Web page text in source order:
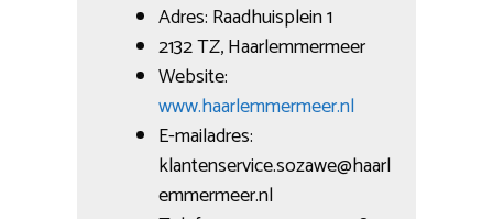
Adres: Raadhuisplein 1
2132 TZ, Haarlemmermeer
Website:
www.haarlemmermeer.nl
E-mailadres:
klantenservice.sozawe@haarl
emmermeer.nl